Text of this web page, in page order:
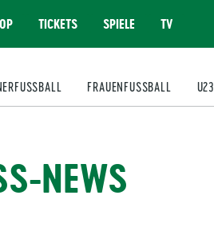
TICKETS SPIELE TV
FRAUENFUSSBALL U23
NEWS